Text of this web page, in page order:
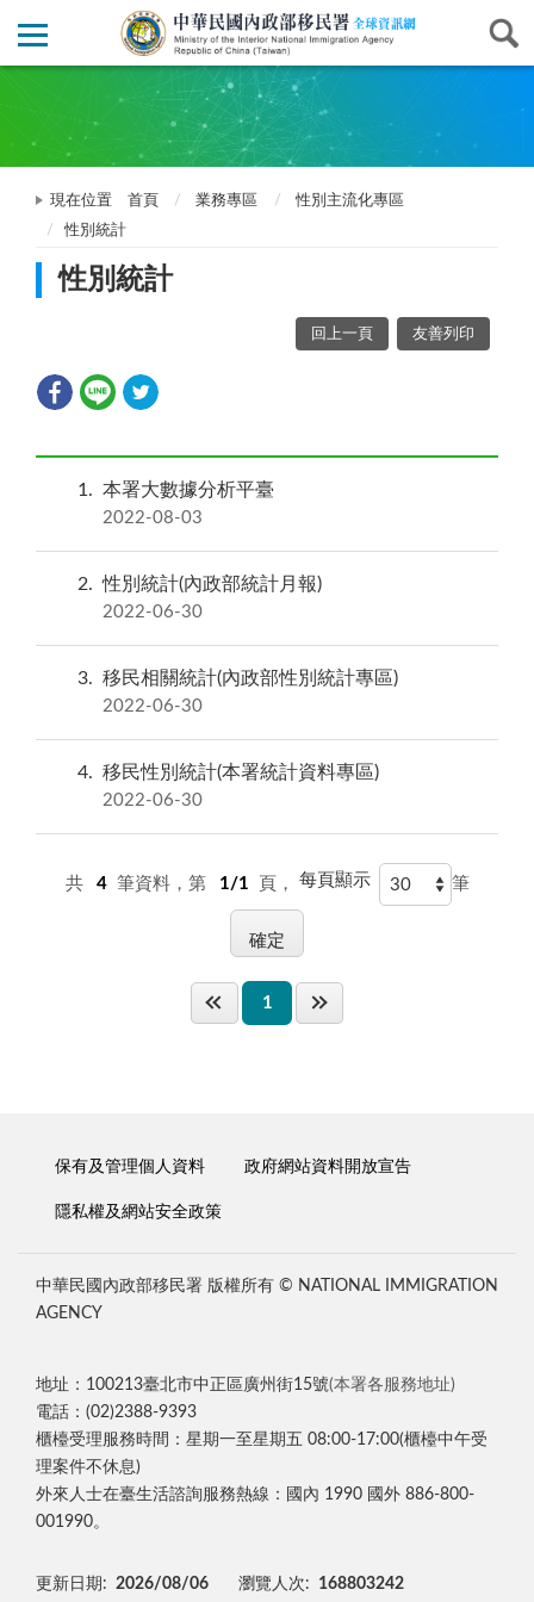
現在位置 首頁 業務專區
性別主流化專區
性別統計
性別統計
回上一頁 友善列印
1 本署大數據分析平臺
2022-08-03
2 性別統計(內政部統計月報)
2022-06-30
3 移民相關統計(內政部性別統計專區)
2022-06-30
4 移民性別統計(本署統計資料專區)
2022-06-30
共 4 筆資料，第 1/1 頁， 每頁顯示 筆
1
保有及管理個人資料 政府網站資料開放宣告
隱私權及網站安全政策
中華民國內政部移民署 版權所有 © NATIONAL IMMIGRATION
AGENCY
地址：100213臺北市中正區廣州街15號(本署各服務地址)
電話：(02)2388-9393
櫃檯受理服務時間：星期一至星期五 08:00-17:00(櫃檯中午受
理案件不休息)
外來人士在臺生活諮詢服務熱線：國內 1990 國外 886-800-
001990。
更新日期: 2026/08/06 瀏覽人次: 168803242